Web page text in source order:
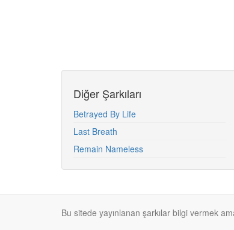
Diğer Şarkıları
Betrayed By Life
Last Breath
Remain Nameless
Bu sitede yayınlanan şarkılar bilgi vermek